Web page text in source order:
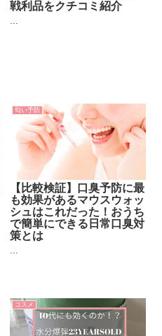
戦利品をクチコミ紹介
...
匂い予防
【比較検証】口臭予防に最
も効果があるマウスウォッ
シュはこれだった！おうち
で簡単にできる日常口臭対
策とは
...
コスメ